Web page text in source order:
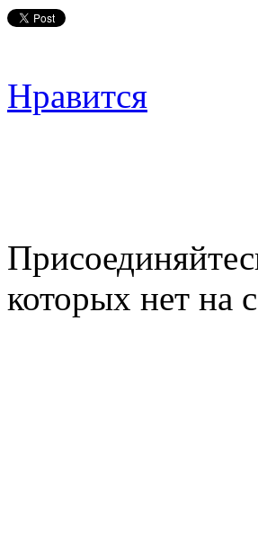
Нравится
которых нет на